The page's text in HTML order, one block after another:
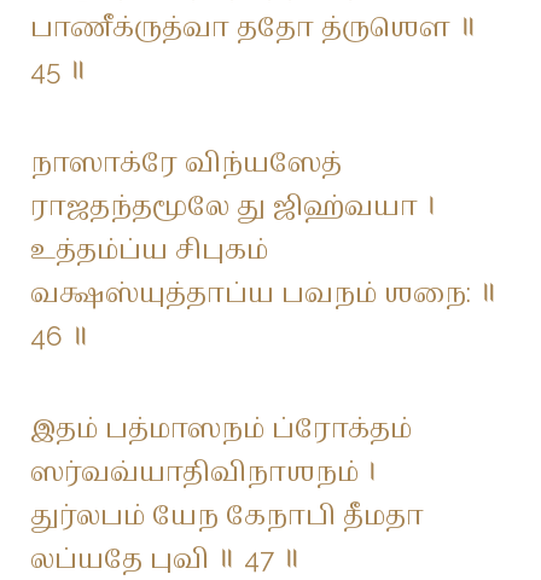
பாணீக்ருத்வா ததோ த்ருஶௌ ॥
45 ॥
நாஸாக்ரே விந்யஸேத்
ராஜதந்தமூலே து ஜிஹ்வயா ।
உத்தம்ப்ய சிபுகம்
வக்ஷஸ்யுத்தாப்ய பவநம் ஶநை: ॥
46 ॥
இதம் பத்மாஸநம் ப்ரோக்தம்
ஸர்வவ்யாதிவிநாஶநம் ।
துர்லபம் யேந கேநாபி தீமதா
லப்யதே புவி ॥ 47 ॥